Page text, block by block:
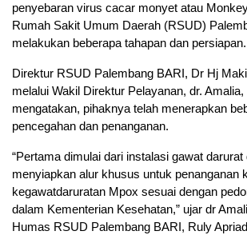
penyebaran virus cacar monyet atau
Rumah Sakit Umum Daerah (RSUD)
melakukan beberapa tahapan dan persiapan.
Direktur RSUD Palembang BARI, Dr Hj
melalui Wakil Direktur Pelayanan, dr.
mengatakan, pihaknya telah menerapkan
pencegahan dan penanganan.
“Pertama dimulai dari instalasi gawat darurat
menyiapkan alur khusus untuk penanganan
kegawatdaruratan Mpox sesuai dengan
dalam Kementerian Kesehatan,” ujar dr
Humas RSUD Palembang BARI, Ruly